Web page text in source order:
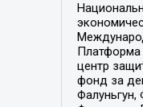
центр
фонд за